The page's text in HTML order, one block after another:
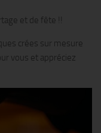
et de fête !!
crées sur mesure
vous et appréciez